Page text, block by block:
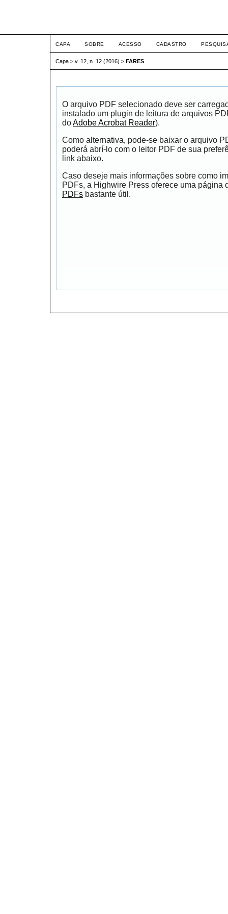
CAPA SOBRE ACESSO CADASTRO
Capa > v. 12, n. 12 (2016) > FARES
O arquivo PDF selecionado deve ser
instalado um plugin de leitura de arquivos
doAdobe Acrobat Reader).
Como alternativa, pode-se baixar o arquivo
poderá abrí-lo com o leitor PDF de sua
link abaixo.
Caso deseje mais informações sobre como
PDFs, a Highwire Press oferece uma página
PDFs bastante útil.